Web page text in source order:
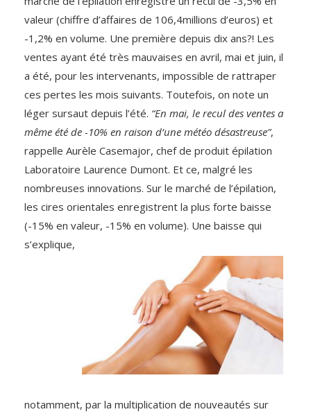
valeur (chiffre d’affaires de 106,4millions d’euros) et
-1,2% en volume. Une première depuis dix ans?! Les
ventes ayant été très mauvaises en avril, mai et juin, il
a été, pour les intervenants, impossible de rattraper
ces pertes les mois suivants. Toutefois, on note un
léger sursaut depuis l’été. “En mai, le recul des ventes a
même été de -10% en raison d’une météo désastreuse”,
rappelle Aurèle Casemajor, chef de produit épilation
Laboratoire Laurence Dumont. Et ce, malgré les
nombreuses innovations. Sur le marché de l’épilation,
les cires orientales enregistrent la plus forte baisse
(-15% en valeur, -15% en volume). Une baisse qui
s’explique,
notamment, par la multiplication de nouveautés sur